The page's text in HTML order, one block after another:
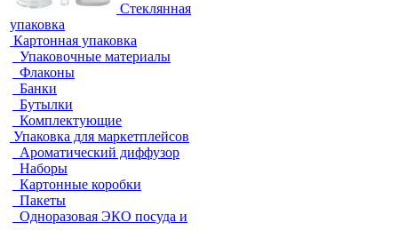
Стеклянная
упаковка
Картонная упаковка
Упаковочные материалы
Флаконы
Банки
Бутылки
Комплектующие
Упаковка для маркетплейсов
Ароматический диффузор
Наборы
Картонные коробки
Пакеты
Одноразовая ЭКО посуда и